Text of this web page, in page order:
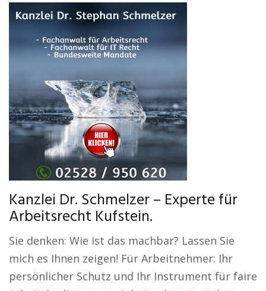
Kanzlei Dr. Schmelzer – Experte für
Arbeitsrecht Kufstein.
Sie denken: Wie ist das machbar? Lassen Sie
mich es Ihnen zeigen! Für Arbeitnehmer: Ihr
persönlicher Schutz und Ihr Instrument für faire